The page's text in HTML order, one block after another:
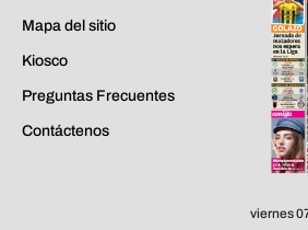
Mapa del sitio
Kiosco
Preguntas Frecuentes
Contáctenos
viernes